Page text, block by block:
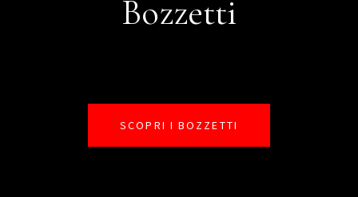
Bozzetti
SCOPRI I BOZZETTI